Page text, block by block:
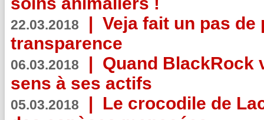
22.03.2018 | Veja fait un pas de
transparence
06.03.2018 | Quand BlackRock
sens à ses actifs
05.03.2018 | Le crocodile de